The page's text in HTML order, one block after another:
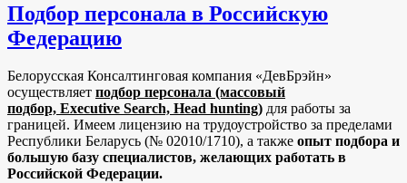
Подбор персонала в Российскую
Федерацию
Белорусская Консалтинговая компания «ДевБрэйн»
осуществляет подбор персонала (массовый
подбор, Executive Search, Head hunting) для работы за
границей. Имеем лицензию на трудоустройство за пределами
Республики Беларусь (№ 02010/1710), а также опыт подбора и
большую базу специалистов, желающих работать в
Российской Федерации.